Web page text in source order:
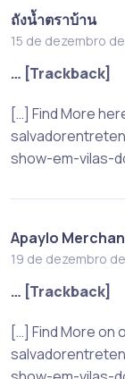
ถังน้ำตราบ้าน
15 de dezembro
… [Trackback]
[…] Find More
show-em-vilas-
Apaylo
19 de dezembro
… [Trackback]
[…] Find More on